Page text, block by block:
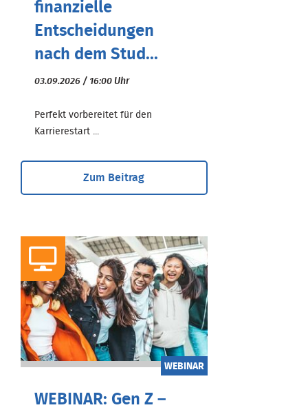
finanzielle
Entscheidungen
nach dem Stud...
03.09.2026 / 16:00 Uhr
Perfekt vorbereitet für den
Karrierestart ...
Zum Beitrag
WEBINAR
WEBINAR: Gen Z –